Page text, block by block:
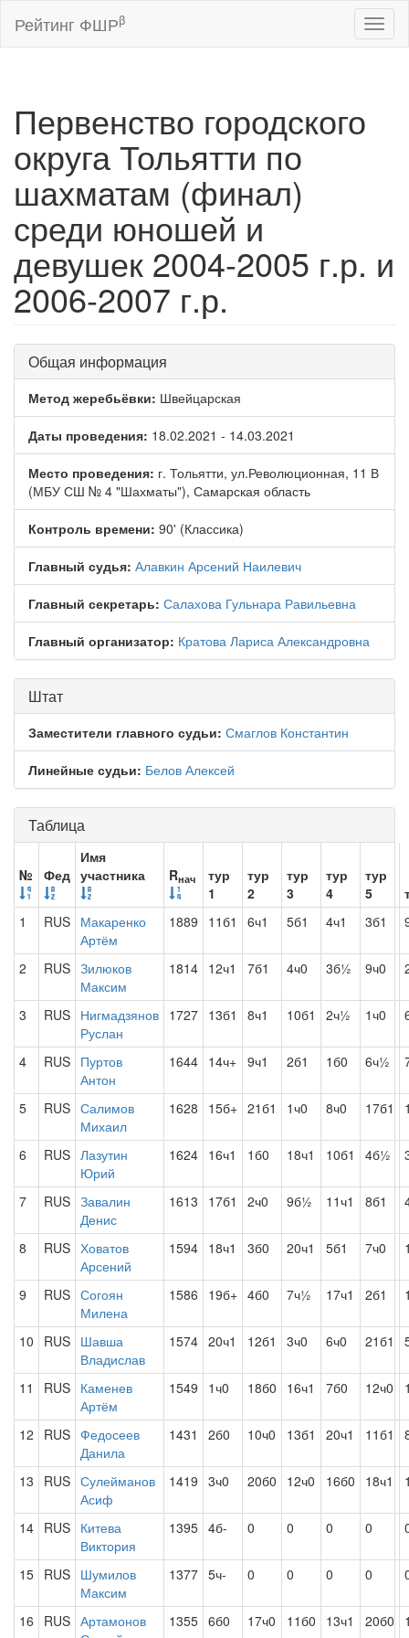
Рейтинг ФШРβ
Первенство городского
округа Тольятти по
шахматам (финал)
среди юношей и
девушек 2004-2005 г.р. и
2006-2007 г.р.
Общая информация
Метод жеребьёвки: Швейцарская
Даты проведения: 18.02.2021 - 14.03.2021
Место проведения: г. Тольятти, ул.Революционная, 11 В
(МБУ СШ № 4 "Шахматы"), Самарская область
Контроль времени: 90' (Классика)
Главный судья: Алавкин Арсений Наилевич
Главный секретарь: Салахова Гульнара Равильевна
Главный организатор: Кратова Лариса Александровна
Штат
Заместители главного судьи: Смаглов Константин
Линейные судьи: Белов Алексей
Таблица
№ Фед
Имя
участника
Rнач
тур
1
тур
2
тур
3
тур
4
тур
5
1
RUS Макаренко
Артём
1889 11б1 6ч1 5б1 4ч1 3б1
2 RUS Зилюков
Максим
1814 12ч1 7б1 4ч0 3б½ 9ч0
3 RUS Нигмадзянов
Руслан
1727 13б1 8ч1 10б1 2ч½ 1ч0
4 RUS Пуртов
Антон
1644 14ч+ 9ч1 2б1 1б0 6ч½
5 RUS Салимов
Михаил
1628 15б+ 21б1 1ч0 8ч0 17б1
6 RUS Лазутин
Юрий
1624 16ч1 1б0 18ч1 10б1 4б½
7 RUS Завалин
Денис
1613 17б1 2ч0 9б½ 11ч1 8б1
8 RUS Ховатов
Арсений
1594 18ч1 3б0 20ч1 5б1 7ч0
9 RUS Согоян
Милена
1586 19б+ 4б0 7ч½ 17ч1 2б1
10 RUS Шавша
Владислав
1574 20ч1 12б1 3ч0 6ч0 21б1
11 RUS Каменев
Артём
1549 1ч0 18б0 16ч1 7б0 12ч0
12 RUS Федосеев
Данила
1431 2б0 10ч0 13б1 20ч1 11б1
13 RUS Сулейманов
Асиф
1419 3ч0 20б0 12ч0 16б0 18ч1
14 RUS Китева
Виктория
1395 4б- 0 0 0 0
15 RUS Шумилов
Максим
1377 5ч- 0 0 0 0
16 RUS Артамонов
1355 6б0 17ч0 11б0 13ч1 20б0